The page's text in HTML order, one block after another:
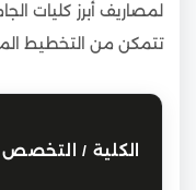
تتمكن من التخطيط
الكلية / التخصص